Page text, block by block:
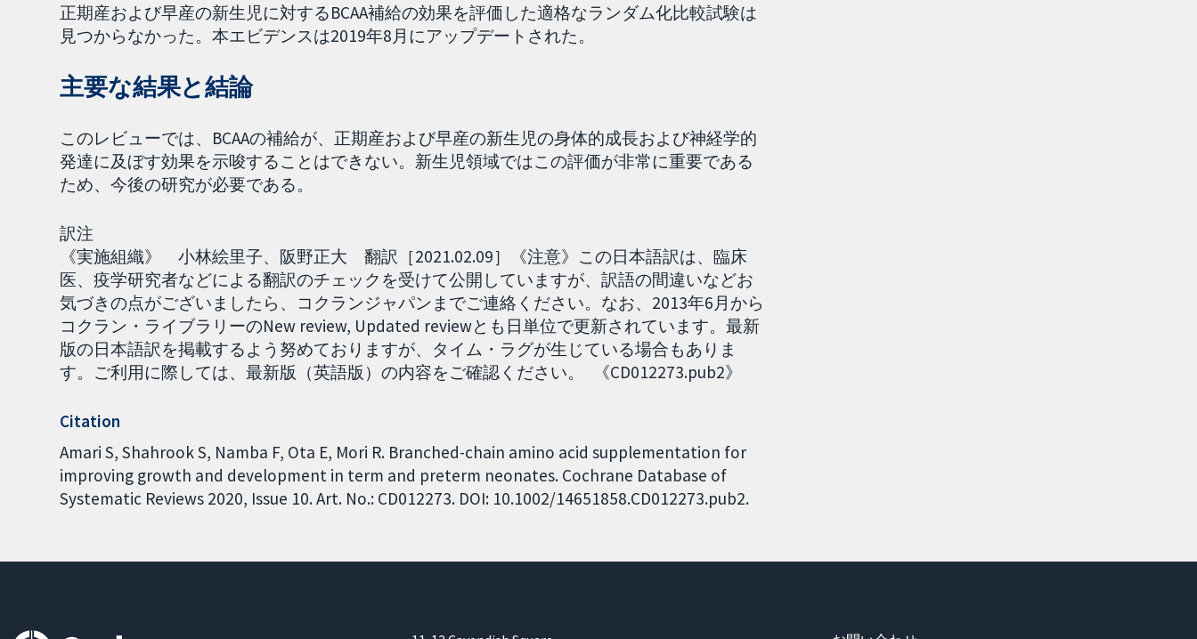
正期産および早産の新生児に対するBCAA補給の効果を評価した適格なランダム化比較試験は
見つからなかった。本エビデンスは2019年8月にアップデートされた。
主要な結果と結論
このレビューでは、BCAAの補給が、正期産および早産の新生児の身体的成長および神経学的
発達に及ぼす効果を示唆することはできない。新生児領域ではこの評価が非常に重要である
ため、今後の研究が必要である。
訳注
《実施組織》 小林絵里子、阪野正大 翻訳［2021.02.09］《注意》この日本語訳は、臨床
医、疫学研究者などによる翻訳のチェックを受けて公開していますが、訳語の間違いなどお
気づきの点がございましたら、コクランジャパンまでご連絡ください。なお、2013年6月から
コクラン・ライブラリーのNew review, Updated reviewとも日単位で更新されています。最新
版の日本語訳を掲載するよう努めておりますが、タイム・ラグが生じている場合もありま
す。ご利用に際しては、最新版（英語版）の内容をご確認ください。 《CD012273.pub2》
Citation
Amari S, Shahrook S, Namba F, Ota E, Mori R. Branched-chain amino acid supplementation for
improving growth and development in term and preterm neonates. Cochrane Database of
Systematic Reviews 2020, Issue 10. Art. No.: CD012273. DOI: 10.1002/14651858.CD012273.pub2.